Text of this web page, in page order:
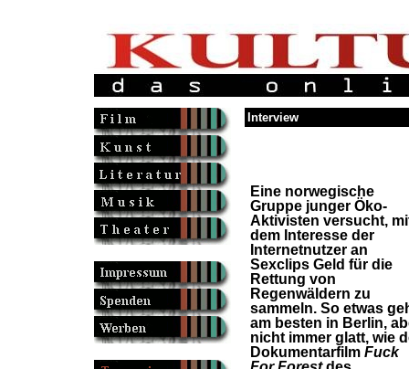
Interview
Eine norwegische
Gruppe junger Öko-
Aktivisten versucht,
dem Interesse der
Internetnutzer an
Sexclips Geld für die
Rettung von
Regenwäldern zu
sammeln. So etwas
am besten in Berlin,
nicht immer glatt, wie
Dokumentarfilm Fuck